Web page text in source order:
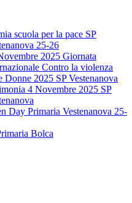
scuola per la pace SP
25-26
2025 Giornata
Contro la violenza
Donne 2025 SP Vestenanova
4 Novembre 2025 SP
Day Primaria Vestenanova 25-
Bolca